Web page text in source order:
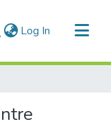
Log In (current)